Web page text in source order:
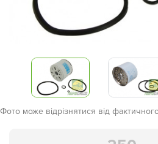
Фото може відрізнятися від